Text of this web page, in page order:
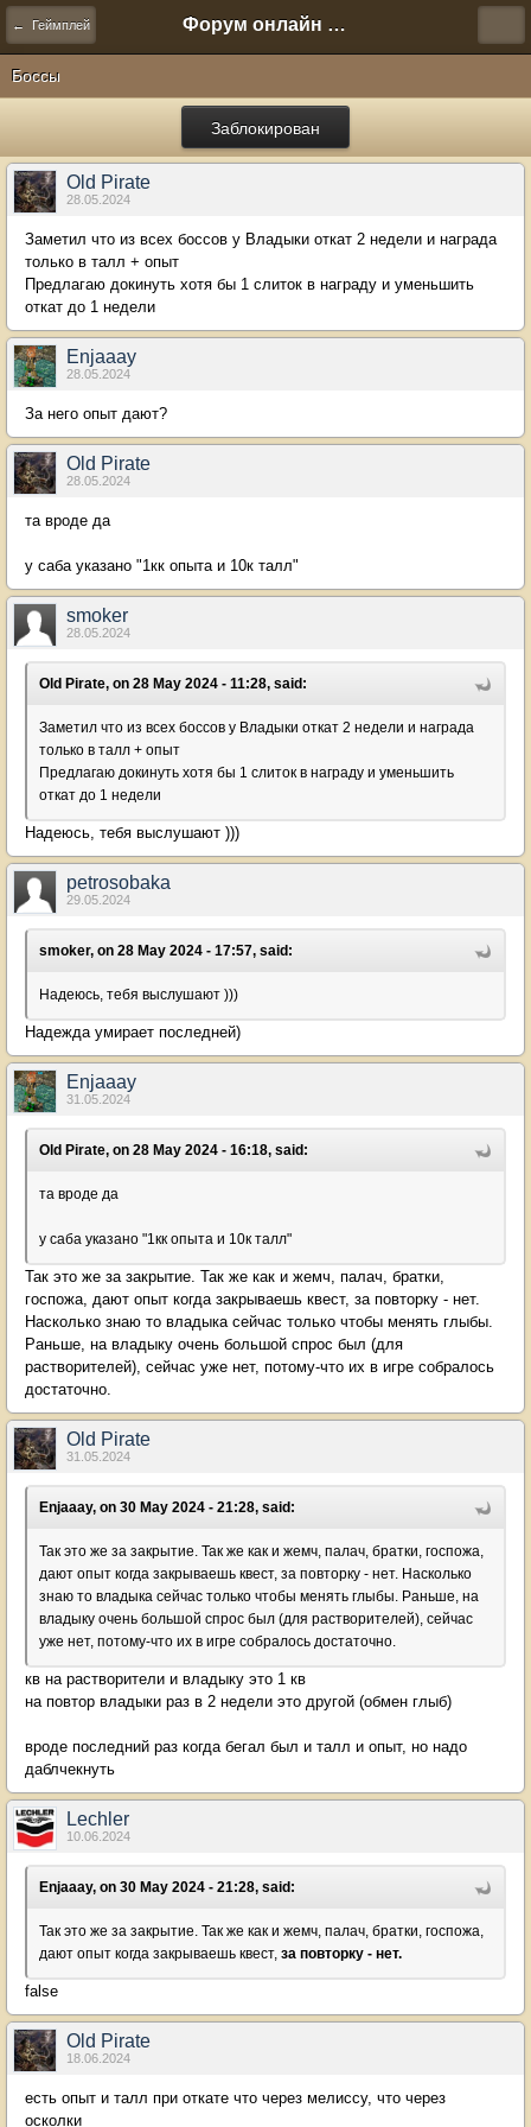
← Геймплей Форум онлайн игры "Новая Эра" (Нюра Биз)
Боссы
Заблокирован
Old Pirate
28.05.2024
Заметил что из всех боссов у Владыки откат 2 недели и награда
только в талл + опыт
Предлагаю докинуть хотя бы 1 слиток в награду и уменьшить
откат до 1 недели
Enjaaay
28.05.2024
За него опыт дают?
Old Pirate
28.05.2024
та вроде да
у саба указано "1кк опыта и 10к талл"
smoker
28.05.2024
Old Pirate, on 28 May 2024 - 11:28, said:
Заметил что из всех боссов у Владыки откат 2 недели и награда
только в талл + опыт
Предлагаю докинуть хотя бы 1 слиток в награду и уменьшить
откат до 1 недели
Надеюсь, тебя выслушают )))
petrosobaka
29.05.2024
smoker, on 28 May 2024 - 17:57, said:
Надеюсь, тебя выслушают )))
Надежда умирает последней)
Enjaaay
31.05.2024
Old Pirate, on 28 May 2024 - 16:18, said:
та вроде да
у саба указано "1кк опыта и 10к талл"
Так это же за закрытие. Так же как и жемч, палач, братки,
госпожа, дают опыт когда закрываешь квест, за повторку - нет.
Насколько знаю то владыка сейчас только чтобы менять глыбы.
Раньше, на владыку очень большой спрос был (для
растворителей), сейчас уже нет, потому-что их в игре собралось
достаточно.
Old Pirate
31.05.2024
Enjaaay, on 30 May 2024 - 21:28, said:
Так это же за закрытие. Так же как и жемч, палач, братки, госпожа,
дают опыт когда закрываешь квест, за повторку - нет. Насколько
знаю то владыка сейчас только чтобы менять глыбы. Раньше, на
владыку очень большой спрос был (для растворителей), сейчас
уже нет, потому-что их в игре собралось достаточно.
кв на растворители и владыку это 1 кв
на повтор владыки раз в 2 недели это другой (обмен глыб)
вроде последний раз когда бегал был и талл и опыт, но надо
даблчекнуть
Lechler
10.06.2024
Enjaaay, on 30 May 2024 - 21:28, said:
Так это же за закрытие. Так же как и жемч, палач, братки, госпожа,
дают опыт когда закрываешь квест, за повторку - нет.
false
Old Pirate
18.06.2024
есть опыт и талл при откате что через мелиссу, что через
осколки